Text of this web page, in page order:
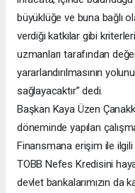
büyüklüğe ve buna bağlı
verdiği katkılar gibi
uzmanları tarafından
yararlandırılmasının
sağlayacaktır” dedi.
Başkan Kaya Üzen
döneminde yapılan
Finansmana erişim ile
TOBB Nefes Kredisini
devlet bankalarımızın da